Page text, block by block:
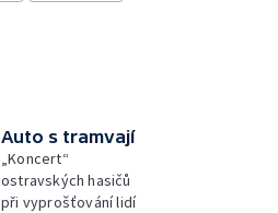
Auto s tramvají
„Koncert“
ostravských hasičů
při vyprošťování lidí